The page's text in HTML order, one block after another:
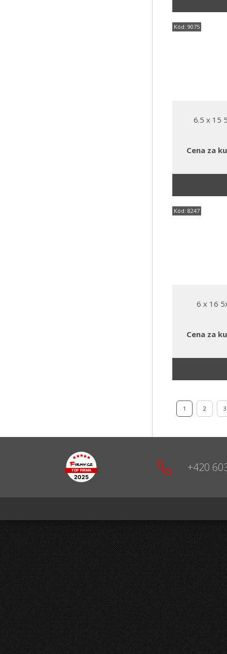
Kód: 9075
6.5 x 15
Cena za
Kód: 8247
6 x 16
Cena za
1 2 3
+420